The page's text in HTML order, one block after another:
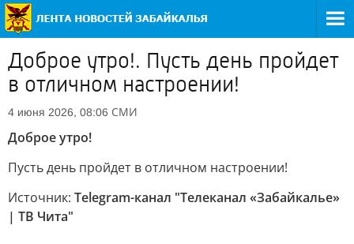
Доброе утро!. Пусть день пройдет
в отличном настроении!
4 июня 2026, 08:06 СМИ
Доброе утро!
Пусть день пройдет в отличном настроении!
Источник: Telegram-канал "Телеканал «Забайкалье»
| ТВ Чита"